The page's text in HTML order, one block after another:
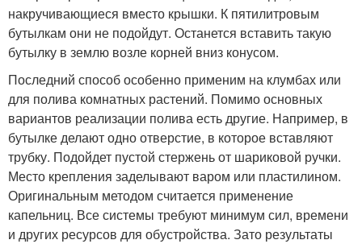
накручивающиеся вместо крышки. К пятилитровым
бутылкам они не подойдут. Останется вставить такую
бутылку в землю возле корней вниз конусом.
Последний способ особенно применим на клумбах или
для полива комнатных растений. Помимо основных
вариантов реализации полива есть другие. Например, в
бутылке делают одно отверстие, в которое вставляют
трубку. Подойдет пустой стержень от шариковой ручки.
Место крепления заделывают варом или пластилином.
Оригинальным методом считается применение
капельниц. Все системы требуют минимум сил, времени
и других ресурсов для обустройства. Зато результаты